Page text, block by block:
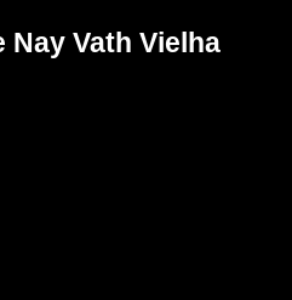
Nay Vath Vielha